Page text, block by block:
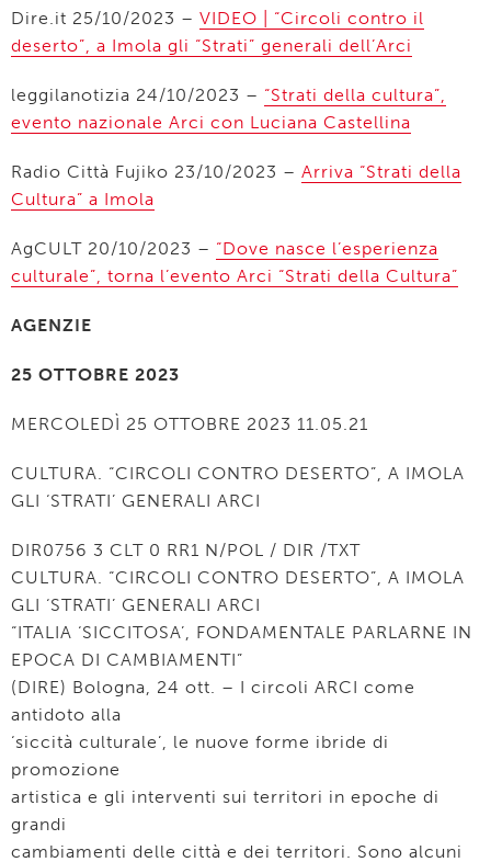
Dire.it 25/10/2023 – VIDEO | “Circoli contro il
deserto”, a Imola gli “Strati” generali dell’Arci
leggilanotizia 24/10/2023 – “Strati della cultura”,
evento nazionale Arci con Luciana Castellina
Radio Città Fujiko 23/10/2023 – Arriva “Strati della
Cultura” a Imola
AgCULT 20/10/2023 – “Dove nasce l’esperienza
culturale”, torna l’evento Arci “Strati della Cultura”
AGENZIE
25 OTTOBRE 2023
MERCOLEDÌ 25 OTTOBRE 2023 11.05.21
CULTURA. “CIRCOLI CONTRO DESERTO”, A IMOLA
GLI ‘STRATI’ GENERALI ARCI
DIR0756 3 CLT 0 RR1 N/POL / DIR /TXT
CULTURA. “CIRCOLI CONTRO DESERTO”, A IMOLA
GLI ‘STRATI’ GENERALI ARCI
“ITALIA ‘SICCITOSA’, FONDAMENTALE PARLARNE IN
EPOCA DI CAMBIAMENTI”
(DIRE) Bologna, 24 ott. – I circoli ARCI come
antidoto alla
‘siccità culturale’, le nuove forme ibride di
promozione
artistica e gli interventi sui territori in epoche di
grandi
cambiamenti delle città e dei territori. Sono alcuni